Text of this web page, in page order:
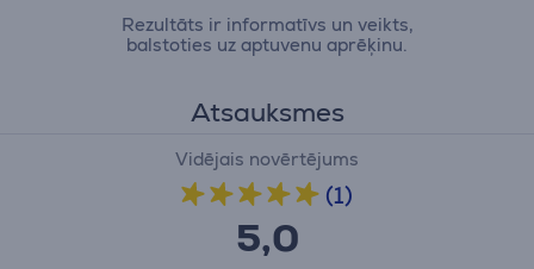
Rezultāts ir informatīvs un veikts,
balstoties uz aptuvenu aprēķinu.
Atsauksmes
Vidējais novērtējums
(1)
5,0